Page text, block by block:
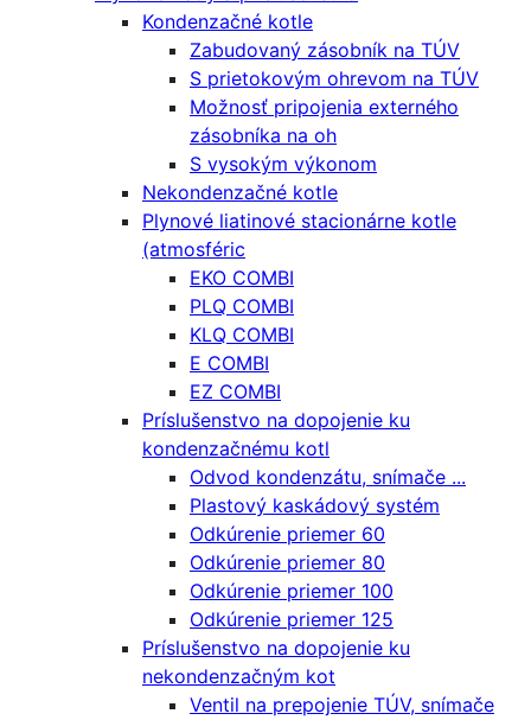
Kondenzačné kotle
Zabudovaný zásobník na TÚV
S prietokovým ohrevom na TÚV
Možnosť pripojenia externého
zásobníka na oh
S vysokým výkonom
Nekondenzačné kotle
Plynové liatinové stacionárne kotle
(atmosféric
EKO COMBI
PLQ COMBI
KLQ COMBI
E COMBI
EZ COMBI
Príslušenstvo na dopojenie ku
kondenzačnému kotl
Odvod kondenzátu, snímače ...
Plastový kaskádový systém
Odkúrenie priemer 60
Odkúrenie priemer 80
Odkúrenie priemer 100
Odkúrenie priemer 125
Príslušenstvo na dopojenie ku
nekondenzačným kot
Ventil na prepojenie TÚV, snímače